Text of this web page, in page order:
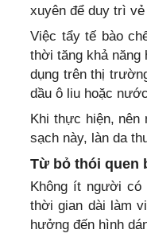
xuyên để duy trì
Việc tẩy tế bào
thời tăng khả năng
dụng trên thị
dầu ô liu hoặc
Khi thực hiện, nên
sạch này, làn da
Từ bỏ thói quen
Không ít người có
thời gian dài làm
hưởng đến hình